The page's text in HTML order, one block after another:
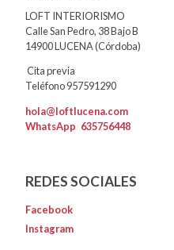
LOFT INTERIORISMO
Calle San Pedro, 38 Bajo B
14900 LUCENA (Córdoba)
Cita previa
Teléfono 957591290
hola@loftlucena.com
WhatsApp 635756448
REDES SOCIALES
Facebook
Instagram